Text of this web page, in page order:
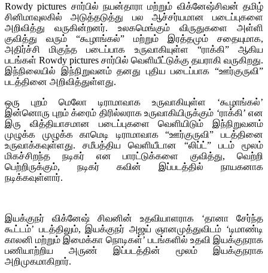
Rowdy pictures சார்பில் நயன்தாரா மற்றும் விக்னேஷ்சிவன் தமிழ்
சினிமாவுலகில் அடுத்தடுத்து பல ஆச்சர்யமான படைப்புகளை
அறிவித்து வருகின்றனர். உலகமெங்கும் விருதுகளை அள்ளி
குவித்து வரும் “கூழாங்கல்” மற்றும் இரத்தமும் சதையுமாக,
அதிர்ச்சி மிகுந்த படைப்பாக உருவாகியுள்ள “ராக்கி” ஆகிய
படங்கள் Rowdy pictures சார்பில் வெளியீட்டுக்கு தயராகி வருகிறது.
இந்நிலையில் இந்நிறுவனம் தனது புதிய படைப்பாக “ஊர்குருவி”
படத்தினை அறிவித்துள்ளது.
ஒரு புறம் மெலோ டிராமாவாக உருவாகியுள்ள ‘கூழாங்கல்’
இன்னொரு புறம் க்ரைம் திரில்லராக உருவாகியிருக்கும் ‘ராக்கி’ என
இரு வித்தியாசமான படைப்புகளை வெளியிடும் இந்நிறுவனம்
முழுக்க முழுக்க காமெடி டிராமாவாக “ஊர்குருவி” படத்தினை
உருவாக்கவுள்ளது. சமீபத்திய வெளியீடான “லிப்ட்” படம் மூலம்
மிகச்சிறந்த நடிகர் என பாரட்டுக்களை குவித்து, வெற்றி
பெற்றிருக்கும், நடிகர் கவின் இப்படத்தில் நாயகனாக
நடிக்கவுள்ளார்.
இயக்குநர் விக்னேஷ் சிவனின் உதவியாளராக ‘தானா சேர்ந்த
கூட்டம்’ படத்திலும், இயக்குநர் அஜய் ஞானமுத்துவிடம் ‘டிமாண்டி
காலனி மற்றும் இமைக்கா நொடிகள்’ படங்களில் உதவி இயக்குநராக
பணியாற்றிய அருண் இப்படத்தின் மூலம் இயக்குநராக
அறிமுகமாகிறார்.